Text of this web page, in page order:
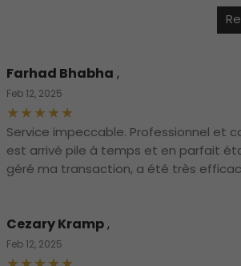
Farhad Bhabha ,
Feb 12, 2025
Service impeccable. Professionnel et
est arrivé pile à temps et en parfait
géré ma transaction, a été très
Cezary Kramp,
Feb 12, 2025